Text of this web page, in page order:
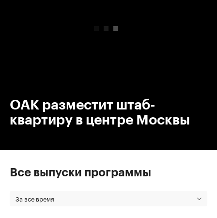
ОАК разместит штаб-
квартиру в центре Москвы
Все выпуски программы
За все время